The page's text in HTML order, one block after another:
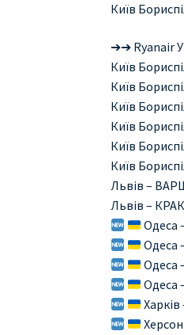
Київ
➔➔ Ryanair
Київ
Київ
Київ
Київ
Київ
Київ
Львів –
Львів –
Одеса
Одеса
Одеса
Одеса